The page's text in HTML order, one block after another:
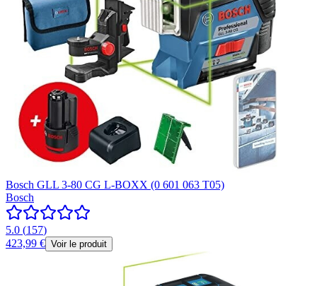
Bosch GLL 3-80 CG L-BOXX (0 601 063 T05)
Bosch
5.0 (157)
423,99 € Voir le produit